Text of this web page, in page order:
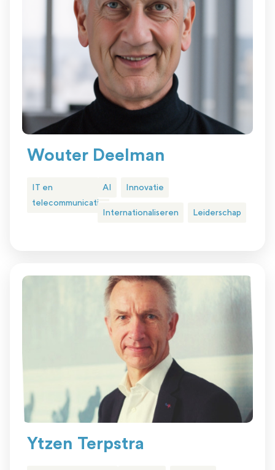
Wouter Deelman
IT en
telecommunicatie
AI Innovatie
Internationaliseren Leiderschap
Ytzen Terpstra